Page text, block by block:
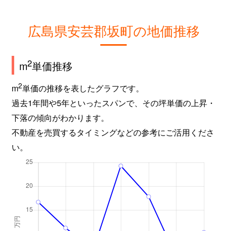
広島県安芸郡坂町の地価推移
m2単価推移
m2単価の推移を表したグラフです。
過去1年間や5年といったスパンで、その坪単価の上昇・
下落の傾向がわかります。
不動産を売買するタイミングなどの参考にご活用くださ
い。